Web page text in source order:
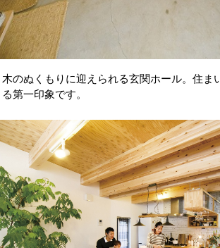
木のぬくもりに迎えられる玄関ホール。住ま
る第一印象です。